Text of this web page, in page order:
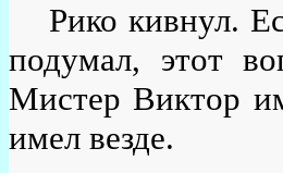
Рико кивнул.
подумал, этот
Мистер Виктор
имел везде.